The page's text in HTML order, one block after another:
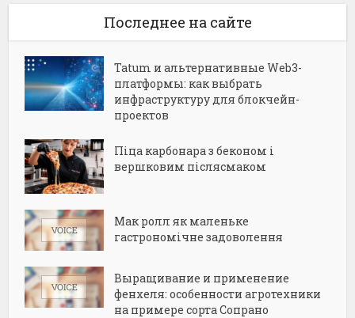
Последнее на сайте
Tatum и альтернативные Web3-
платформы: как выбрать
инфраструктуру для блокчейн-
проектов
Піца карбонара з беконом і
вершковим післясмаком
Мак ролл як маленьке
гастрономічне задоволення
Выращивание и применение
фенхеля: особенности агротехники
на примере сорта Сопрано